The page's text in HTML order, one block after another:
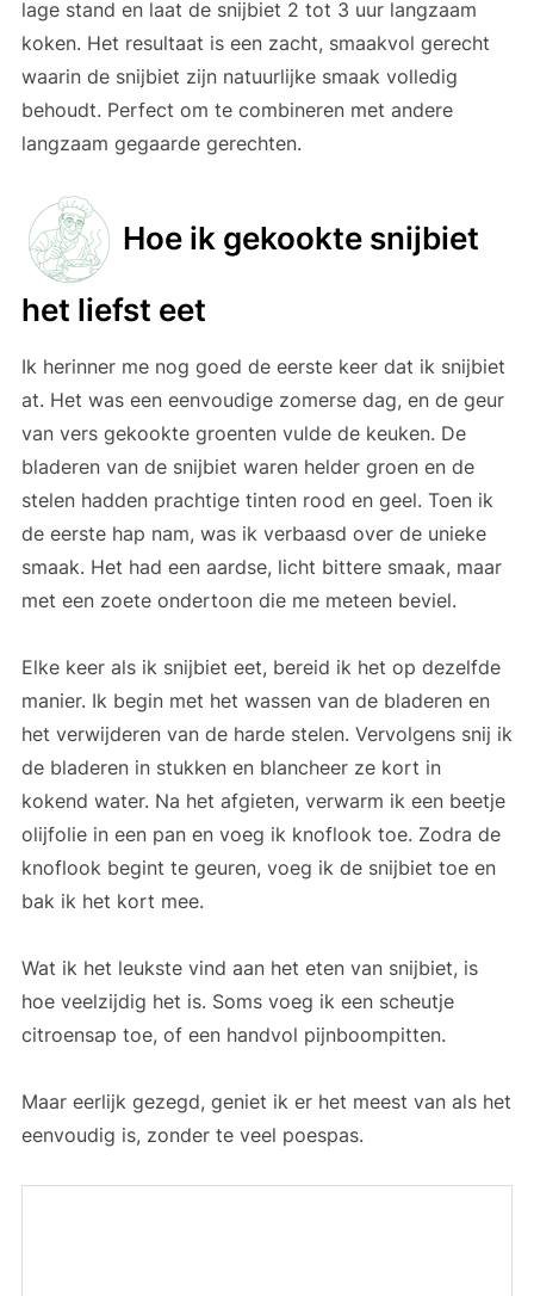
lage stand en laat de snijbiet 2 tot 3 uur langzaam
koken. Het resultaat is een zacht, smaakvol gerecht
waarin de snijbiet zijn natuurlijke smaak volledig
behoudt. Perfect om te combineren met andere
langzaam gegaarde gerechten.
Hoe ik gekookte snijbiet
het liefst eet
Ik herinner me nog goed de eerste keer dat ik snijbiet
at. Het was een eenvoudige zomerse dag, en de geur
van vers gekookte groenten vulde de keuken. De
bladeren van de snijbiet waren helder groen en de
stelen hadden prachtige tinten rood en geel. Toen ik
de eerste hap nam, was ik verbaasd over de unieke
smaak. Het had een aardse, licht bittere smaak, maar
met een zoete ondertoon die me meteen beviel.
Elke keer als ik snijbiet eet, bereid ik het op dezelfde
manier. Ik begin met het wassen van de bladeren en
het verwijderen van de harde stelen. Vervolgens snij ik
de bladeren in stukken en blancheer ze kort in
kokend water. Na het afgieten, verwarm ik een beetje
olijfolie in een pan en voeg ik knoflook toe. Zodra de
knoflook begint te geuren, voeg ik de snijbiet toe en
bak ik het kort mee.
Wat ik het leukste vind aan het eten van snijbiet, is
hoe veelzijdig het is. Soms voeg ik een scheutje
citroensap toe, of een handvol pijnboompitten.
Maar eerlijk gezegd, geniet ik er het meest van als het
eenvoudig is, zonder te veel poespas.